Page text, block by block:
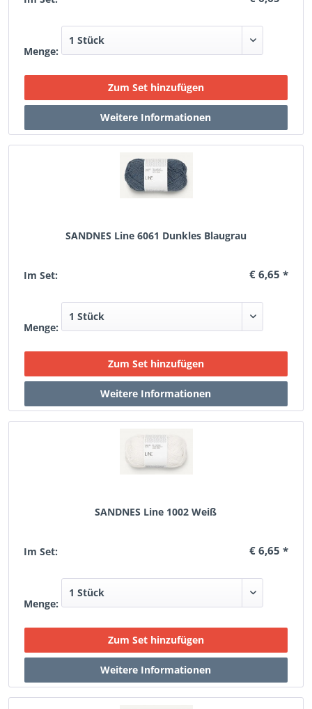
Menge:
SANDNES Line 6061 Dunkles Blaugrau
Im Set: € 6,65 *
Menge:
SANDNES Line 1002 Weiß
Im Set: € 6,65 *
Menge: